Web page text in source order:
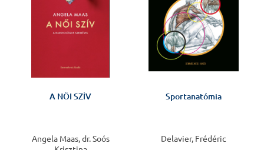
A NŐI SZÍV
Angela Maas, dr. Soós
Sportanatómia
Delavier, Frédéric